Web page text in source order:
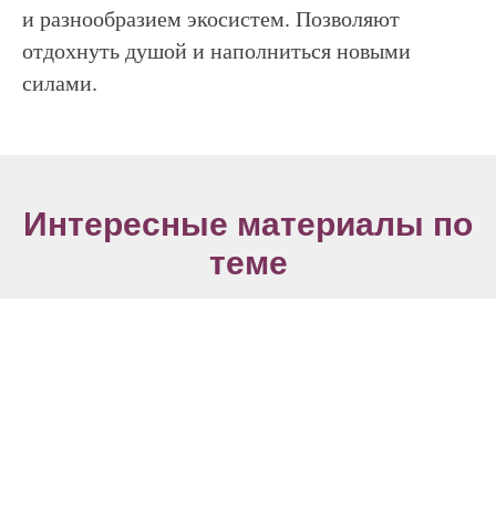
и разнообразием экосистем. Позволяют
отдохнуть душой и наполниться новыми
силами.
Интересные материалы по
теме